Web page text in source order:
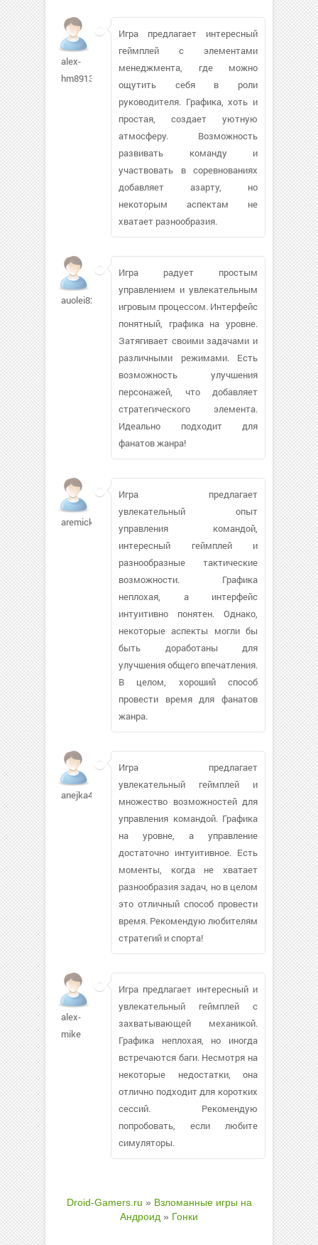
alex-
hm89133
Игра предлагает интересный
геймплей с элементами
менеджмента, где можно
ощутить себя в роли
руководителя. Графика, хоть и
простая, создает уютную
атмосферу. Возможность
развивать команду и
участвовать в соревнованиях
добавляет азарту, но
некоторым аспектам не
хватает разнообразия.
auolei820
Игра радует простым
управлением и увлекательным
игровым процессом. Интерфейс
понятный, графика на уровне.
Затягивает своими задачами и
различными режимами. Есть
возможность улучшения
персонажей, что добавляет
стратегического элемента.
Идеально подходит для
фанатов жанра!
aremick
Игра предлагает
увлекательный опыт
управления командой,
интересный геймплей и
разнообразные тактические
возможности. Графика
неплохая, а интерфейс
интуитивно понятен. Однако,
некоторые аспекты могли бы
быть доработаны для
улучшения общего впечатления.
В целом, хороший способ
провести время для фанатов
жанра.
anejka4
Игра предлагает
увлекательный геймплей и
множество возможностей для
управления командой. Графика
на уровне, а управление
достаточно интуитивное. Есть
моменты, когда не хватает
разнообразия задач, но в целом
это отличный способ провести
время. Рекомендую любителям
стратегий и спорта!
alex-
mike
Игра предлагает интересный и
увлекательный геймплей с
захватывающей механикой.
Графика неплохая, но иногда
встречаются баги. Несмотря на
некоторые недостатки, она
отлично подходит для коротких
сессий. Рекомендую
попробовать, если любите
симуляторы.
Droid-Gamers.ru » Взломанные игры на
Андроид » Гонки